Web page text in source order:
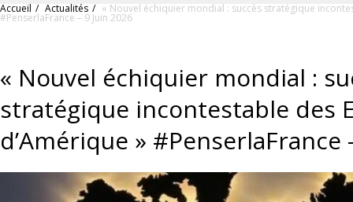
Accueil Actualités « Nouvel échiquier mondial : succès stratégique
#PenserlaFrance – 9 Juin 2026
« Nouvel échiquier mondial :
stratégique incontestable des
d’Amérique » #PenserlaFrance